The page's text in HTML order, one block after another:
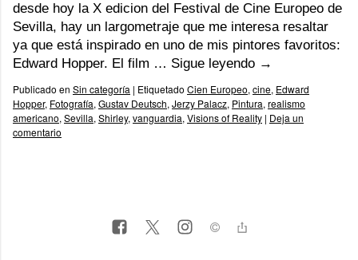
desde hoy la X edicion del Festival de Cine Europeo de
Sevilla, hay un largometraje que me interesa resaltar
ya que está inspirado en uno de mis pintores favoritos:
Edward Hopper. El film … Sigue leyendo →
Publicado en Sin categoría | Etiquetado Cien Europeo, cine, Edward
Hopper, Fotografía, Gustav Deutsch, Jerzy Palacz, Pintura, realismo
americano, Sevilla, Shirley, vanguardia, Visions of Reality | Deja un
comentario